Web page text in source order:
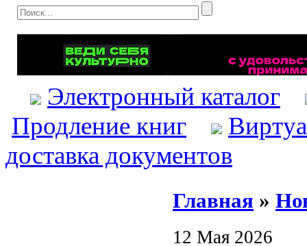
Электронный каталог
Продление книг
доставка документов
Главная »
12 Мая 2026